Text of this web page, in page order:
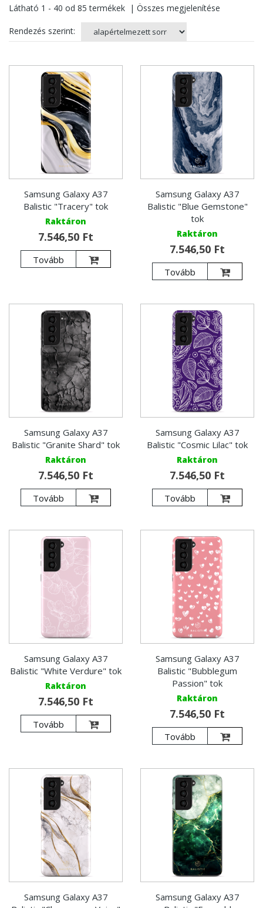
Látható 1 - 40 od 85 termékek | Összes megjelenítése
Rendezés szerint:
Samsung Galaxy A37
Balistic "Tracery" tok
Raktáron
7.546,50 Ft
Tovább
Samsung Galaxy A37
Balistic "Blue Gemstone"
tok
Raktáron
7.546,50 Ft
Tovább
Samsung Galaxy A37
Balistic "Granite Shard" tok
Raktáron
7.546,50 Ft
Tovább
Samsung Galaxy A37
Balistic "Cosmic Lilac" tok
Raktáron
7.546,50 Ft
Tovább
Samsung Galaxy A37
Balistic "White Verdure" tok
Raktáron
7.546,50 Ft
Tovább
Samsung Galaxy A37
Balistic "Bubblegum
Passion" tok
Raktáron
7.546,50 Ft
Tovább
Samsung Galaxy A37
Samsung Galaxy A37